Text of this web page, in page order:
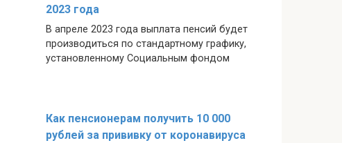
2023 года
В апреле 2023 года выплата пенсий будет
производиться по стандартному графику,
установленному Социальным фондом
Как пенсионерам получить 10 000
рублей за прививку от коронавируса